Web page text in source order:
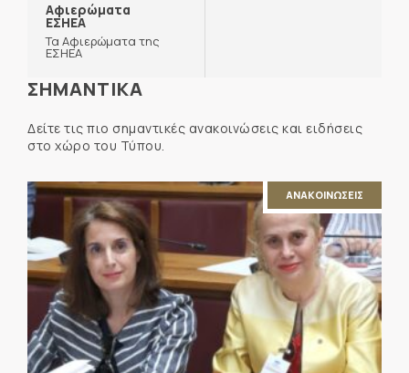
Αφιερώματα
ΕΣΗΕΑ
Τα Αφιερώματα της
ΕΣΗΕΑ
ΣΗΜΑΝΤΙΚΑ
Δείτε τις πιο σημαντικές ανακοινώσεις και ειδήσεις
στο χώρο του Τύπου.
ΑΝΑΚΟΙΝΩΣΕΙΣ